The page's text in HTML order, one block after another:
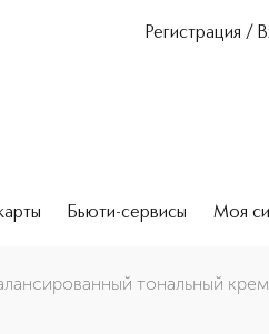
Регистрация /
Бьюти-сервисы Моя